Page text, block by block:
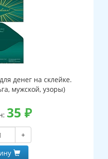
денег на склейке.
мужской, узоры)
35 ₽
+